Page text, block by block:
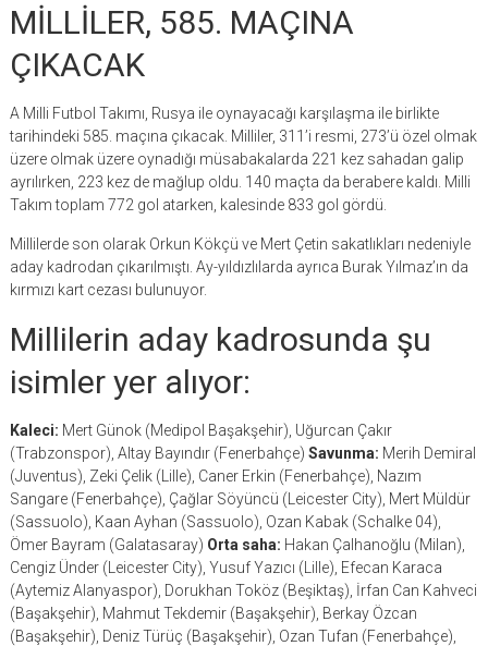
MİLLİLER, 585. MAÇINA
ÇIKACAK
A Milli Futbol Takımı, Rusya ile oynayacağı karşılaşma ile birlikte
tarihindeki 585. maçına çıkacak. Milliler, 311’i resmi, 273’ü özel olmak
üzere olmak üzere oynadığı müsabakalarda 221 kez sahadan galip
ayrılırken, 223 kez de mağlup oldu. 140 maçta da berabere kaldı. Milli
Takım toplam 772 gol atarken, kalesinde 833 gol gördü.
Millilerde son olarak Orkun Kökçü ve Mert Çetin sakatlıkları nedeniyle
aday kadrodan çıkarılmıştı. Ay-yıldızlılarda ayrıca Burak Yılmaz’ın da
kırmızı kart cezası bulunuyor.
Millilerin aday kadrosunda şu
isimler yer alıyor:
Kaleci: Mert Günok (Medipol Başakşehir), Uğurcan Çakır
(Trabzonspor), Altay Bayındır (Fenerbahçe) Savunma: Merih Demiral
(Juventus), Zeki Çelik (Lille), Caner Erkin (Fenerbahçe), Nazım
Sangare (Fenerbahçe), Çağlar Söyüncü (Leicester City), Mert Müldür
(Sassuolo), Kaan Ayhan (Sassuolo), Ozan Kabak (Schalke 04),
Ömer Bayram (Galatasaray) Orta saha: Hakan Çalhanoğlu (Milan),
Cengiz Ünder (Leicester City), Yusuf Yazıcı (Lille), Efecan Karaca
(Aytemiz Alanyaspor), Dorukhan Toköz (Beşiktaş), İrfan Can Kahveci
(Başakşehir), Mahmut Tekdemir (Başakşehir), Berkay Özcan
(Başakşehir), Deniz Türüç (Başakşehir), Ozan Tufan (Fenerbahçe),